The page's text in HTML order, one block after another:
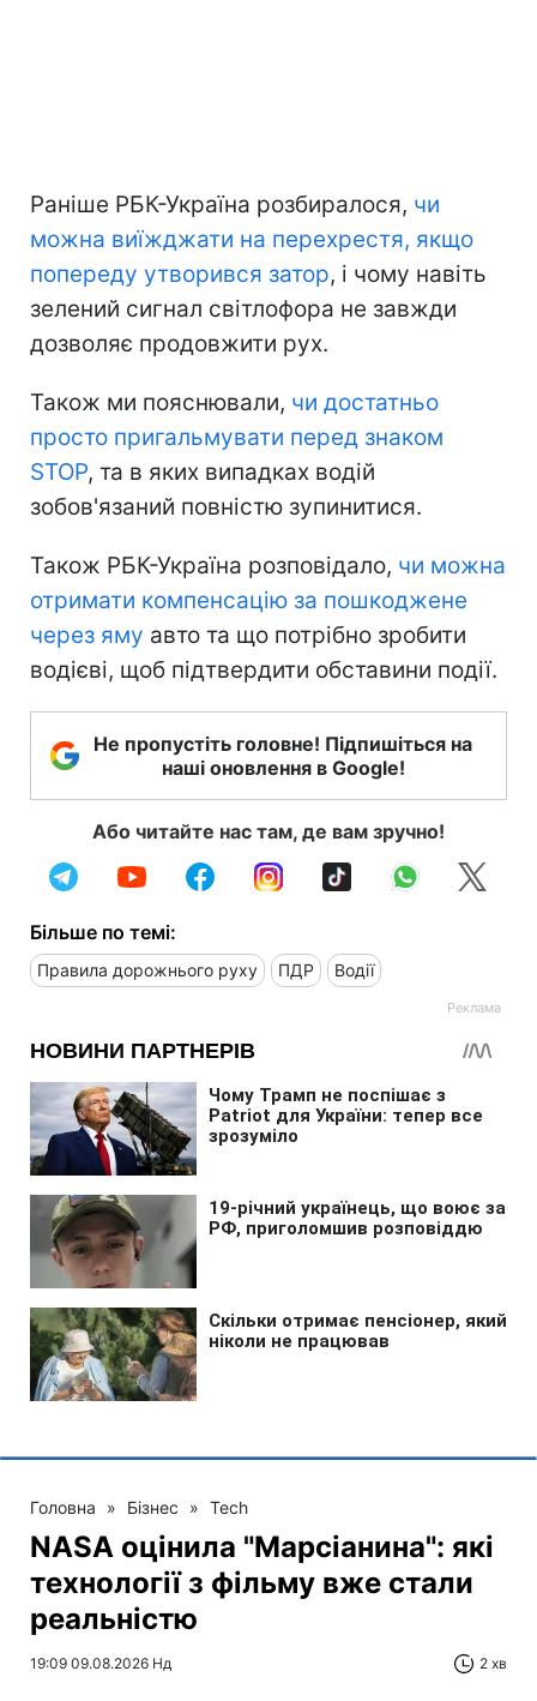
Раніше РБК-Україна розбиралося, чи
можна виїжджати на перехрестя, якщо
попереду утворився затор, і чому навіть
зелений сигнал світлофора не завжди
дозволяє продовжити рух.
Також ми пояснювали, чи достатньо
просто пригальмувати перед знаком
STOP, та в яких випадках водій
зобов'язаний повністю зупинитися.
Також РБК-Україна розповідало, чи можна
отримати компенсацію за пошкоджене
через яму авто та що потрібно зробити
водієві, щоб підтвердити обставини події.
Не пропустіть головне! Підпишіться на
наші оновлення в Google!
Або читайте нас там, де вам зручно!
Більше по темі:
Правила дорожнього руху ПДР Водії
Головна » Бізнес » Tech
NASA оцінила "Марсіанина": які
технології з фільму вже стали
реальністю
19:09 09.08.2026 Нд 2 хв